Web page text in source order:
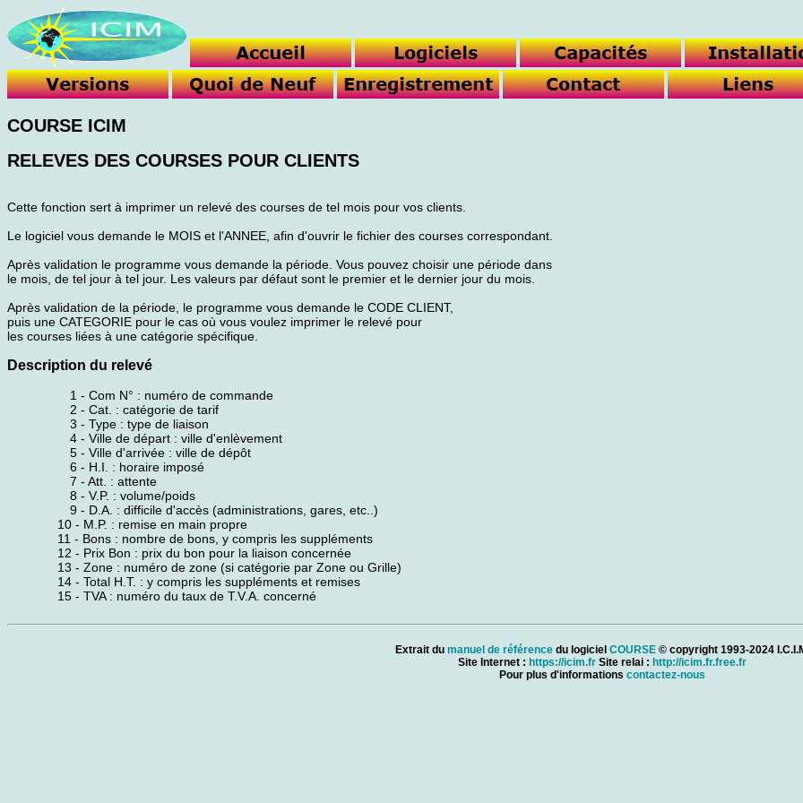
COURSE ICIM
RELEVES DES COURSES POUR CLIENTS
Cette fonction sert à imprimer un relevé des courses de tel mois pour vos clients.
Le logiciel vous demande le MOIS et l'ANNEE, afin d'ouvrir le fichier des courses correspondant.
Après validation le programme vous demande la période. Vous pouvez choisir une période dans
le mois, de tel jour à tel jour. Les valeurs par défaut sont le premier et le dernier jour du mois.
Après validation de la période, le programme vous demande le CODE CLIENT,
puis une CATEGORIE pour le cas où vous voulez imprimer le relevé pour
les courses liées à une catégorie spécifique.
Description du relevé
1 - Com N° : numéro de commande
2 - Cat. : catégorie de tarif
3 - Type : type de liaison
4 - Ville de départ : ville d'enlèvement
5 - Ville d'arrivée : ville de dépôt
6 - H.I. : horaire imposé
7 - Att. : attente
8 - V.P. : volume/poids
9 - D.A. : difficile d'accès (administrations, gares, etc..)
10 - M.P. : remise en main propre
11 - Bons : nombre de bons, y compris les suppléments
12 - Prix Bon : prix du bon pour la liaison concernée
13 - Zone : numéro de zone (si catégorie par Zone ou Grille)
14 - Total H.T. : y compris les suppléments et remises
15 - TVA : numéro du taux de T.V.A. concerné
Extrait du manuel de référencedu logiciel COURSE© copyright 1993-2024
Site Internet : https://icim.fr Site relai : http://icim.fr.free.fr
Pour plus d'informations contactez-nous